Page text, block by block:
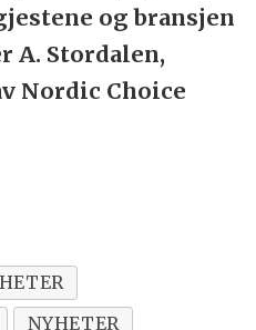
og bransjen
A. Stordalen,
Nordic Choice
NYHETER